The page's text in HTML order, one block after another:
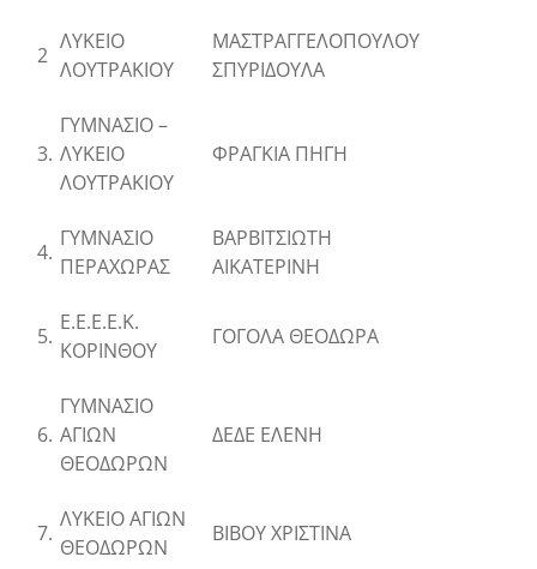
2
ΛΥΚΕΙΟ
ΛΟΥΤΡΑΚΙΟΥ
ΜΑΣΤΡΑΓΓΕΛΟΠΟΥΛΟΥ
ΣΠΥΡΙΔΟΥΛΑ
3.
ΓΥΜΝΑΣΙΟ –
ΛΥΚΕΙΟ
ΛΟΥΤΡΑΚΙΟΥ
ΦΡΑΓΚΙΑ ΠΗΓΗ
4.
ΓΥΜΝΑΣΙΟ
ΠΕΡΑΧΩΡΑΣ
ΒΑΡΒΙΤΣΙΩΤΗ
ΑΙΚΑΤΕΡΙΝΗ
5.
Ε.Ε.Ε.Ε.Κ.
ΚΟΡΙΝΘΟΥ
ΓΟΓΟΛΑ ΘΕΟΔΩΡΑ
6.
ΓΥΜΝΑΣΙΟ
ΑΓΙΩΝ
ΘΕΟΔΩΡΩΝ
ΔΕΔΕ ΕΛΕΝΗ
7.
ΛΥΚΕΙΟ ΑΓΙΩΝ
ΘΕΟΔΩΡΩΝ
ΒΙΒΟΥ ΧΡΙΣΤΙΝΑ